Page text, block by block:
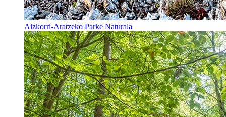
Aizkorri-Aratzeko Parke Naturala